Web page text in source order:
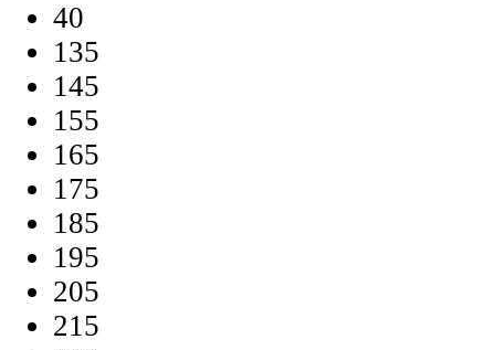
40
135
145
155
165
175
185
195
205
215